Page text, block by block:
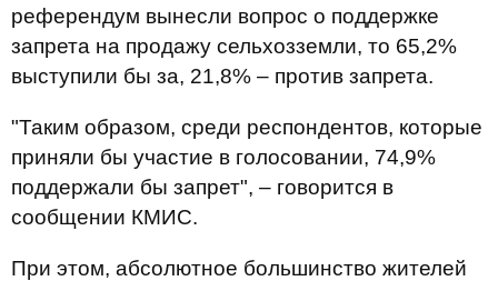
референдум вынесли вопрос о поддержке
запрета на продажу сельхозземли, то 65,2%
выступили бы за, 21,8% – против запрета.
"Таким образом, среди респондентов, которые
приняли бы участие в голосовании, 74,9%
поддержали бы запрет", – говорится в
сообщении КМИС.
При этом, абсолютное большинство жителей